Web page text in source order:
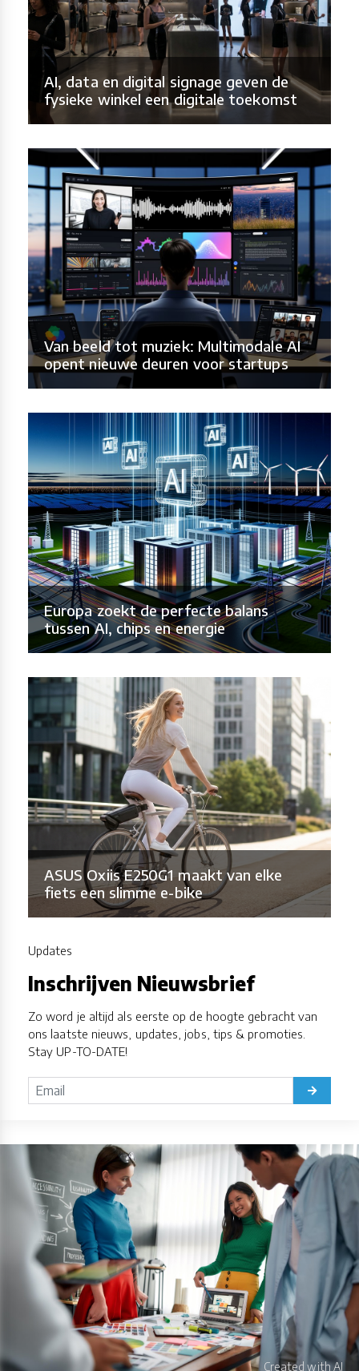
AI, data en digital signage geven de
fysieke winkel een digitale toekomst
Van beeld tot muziek: Multimodale AI
opent nieuwe deuren voor startups
Europa zoekt de perfecte balans
tussen AI, chips en energie
ASUS Oxiis E250G1 maakt van elke
fiets een slimme e-bike
Updates
Inschrijven Nieuwsbrief
Zo word je altijd als eerste op de hoogte gebracht van
ons laatste nieuws, updates, jobs, tips & promoties.
Stay UP-TO-DATE!